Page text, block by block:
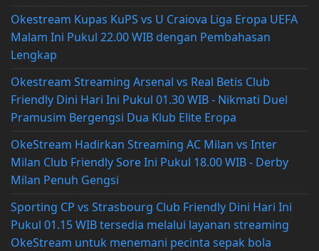
Okestream Kupas KuPS vs U Craiova Liga Eropa UEFA
Malam Ini Pukul 22.00 WIB dengan Pembahasan
Lengkap
Okestream Streaming Arsenal vs Real Betis Club
Friendly Dini Hari Ini Pukul 01.30 WIB - Nikmati Duel
Pramusim Bergengsi Dua Klub Elite Eropa
OkeStream Hadirkan Streaming AC Milan vs Inter
Milan Club Friendly Sore Ini Pukul 18.00 WIB - Derby
Milan Penuh Gengsi
Sporting CP vs Strasbourg Club Friendly Dini Hari Ini
Pukul 01.15 WIB tersedia melalui layanan streaming
OkeStream untuk menemani pecinta sepak bola